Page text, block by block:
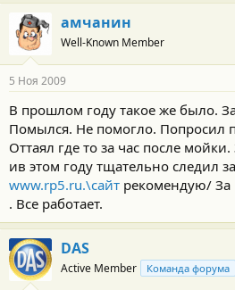
амчанин
Well-Known Member
5 Ноя 2009
В прошлом году такое же было.
Помылся. Не помогло. Попросил
Оттаял где то за час после
ив этом году тщательно следил
www.rp5.ru.\сайт рекомендую/
. Все работает.
DAS
Active Member Команда форума